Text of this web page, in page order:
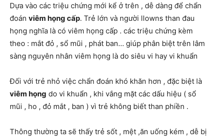
Dựa vào các triệu chứng mới kể ở trên , dễ dàng để chẩn
đoán viêm họng cấp. Trẻ lớn và người llowns than đau
họng nghĩa là có viêm họng cấp . các triệu chứng kèm
theo : mắt đỏ , sổ mũi , phát ban… giúp phân biệt trên lâm
sàng nguyên nhân viêm họng là do siêu vi hay vi khuẩn
Đối với trẻ nhỏ việc chẩn đoán khó khăn hơn , đặc biệt là
viêm họng do vi khuẩn , khi vắng mặt các dấu hiệu ( sổ
mũi , ho , đỏ mắt , ban ) vì trẻ không biết than phiền .
Thông thường ta sẽ thấy trẻ sốt , mệt ,ăn uống kém , dễ bị